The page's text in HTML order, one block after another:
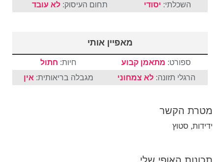
השכלתי: יסודי תחום העיסוק: לא עובד
מאפיין אותי
ספורט: מתאמן קבוע חיות: חתול
הרגלי תזונה:לא צמחוני מגבלה בריאותית: אין
מטרת הקשר
ידידות, סטוץ